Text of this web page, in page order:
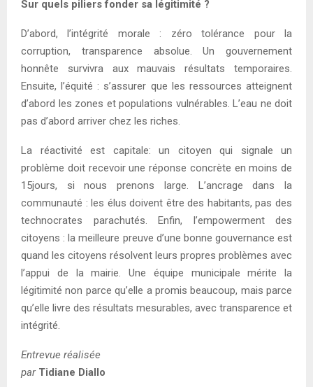
Sur quels piliers fonder sa légitimité ?
D’abord, l’intégrité morale : zéro tolérance pour la
corruption, transparence absolue. Un gouvernement
honnête survivra aux mauvais résultats temporaires.
Ensuite, l’équité : s’assurer que les ressources atteignent
d’abord les zones et populations vulnérables. L’eau ne doit
pas d’abord arriver chez les riches.
La réactivité est capitale: un citoyen qui signale un
problème doit recevoir une réponse concrète en moins de
15jours, si nous prenons large. L’ancrage dans la
communauté : les élus doivent être des habitants, pas des
technocrates parachutés. Enfin, l’empowerment des
citoyens : la meilleure preuve d’une bonne gouvernance est
quand les citoyens résolvent leurs propres problèmes avec
l’appui de la mairie. Une équipe municipale mérite la
légitimité non parce qu’elle a promis beaucoup, mais parce
qu’elle livre des résultats mesurables, avec transparence et
intégrité.
Entrevue réalisée
par Tidiane Diallo